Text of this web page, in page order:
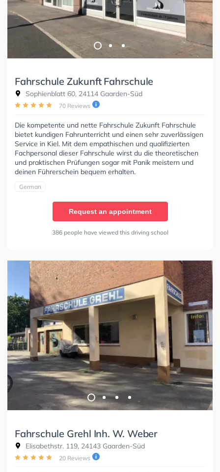
Fahrschule Zukunft Fahrschule
Sophienblatt 60, 24114 Gaarden-Süd
70 Reviews
Die kompetente und nette Fahrschule Zukunft Fahrschule
bietet kundigen Fahrunterricht und einen sehr zuverlässigen
Service in Kiel. Mit dem empathischen und qualifizierten
Fachpersonal dieser Fahrschule wirst du die theoretischen
und praktischen Prüfungen sogar mit Panik meistern und
deinen Führerschein bequem erhalten.
German
Request an appointment
386 people have viewed this driving school
Fahrschule Grehl Inh. W. Weber
Elisabethstr. 119, 24143 Gaarden-Süd
20 Reviews